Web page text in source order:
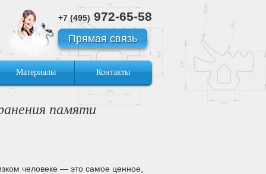
+7 (495) 972-65-58
Прямая связь
Материалы Контакты
памяти
человеке — это самое ценное,